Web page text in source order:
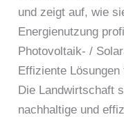
und zeigt auf, wie
Energienutzung
Photovoltaik- /
Effiziente
Die Landwirtschaft
nachhaltige und